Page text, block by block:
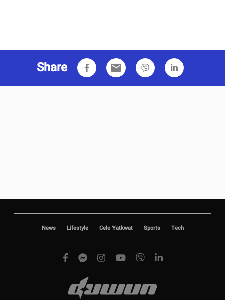
Share email
News Lifestyle Cele Yatkwat Sports Tech